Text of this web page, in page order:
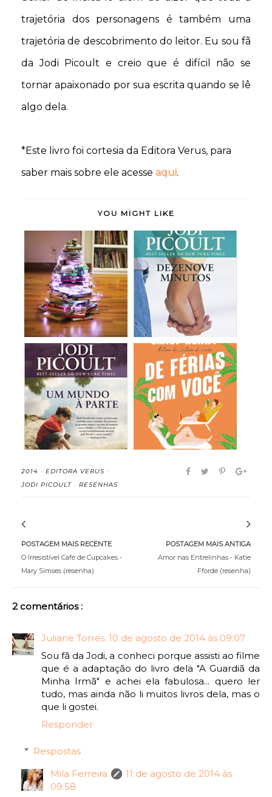
trajetória dos personagens é também uma
trajetória de descobrimento do leitor. Eu sou fã
da Jodi Picoult e creio que é difícil não se
tornar apaixonado por sua escrita quando se lê
algo dela.
*Este livro foi cortesia da Editora Verus, para
saber mais sobre ele acesse aqui.
YOU MIGHT LIKE
Feliz Natal!
Dezenove Minutos -
Jodi Picoult (re...
Um Mundo à Parte -
Jodi Picoult (re...
De Férias com Você -
Emily Henry (r...
2014 · EDITORA VERUS ·
JODI PICOULT · RESENHAS
POSTAGEM MAIS RECENTE
O Irresistível Café de Cupcakes -
Mary Simses (resenha)
POSTAGEM MAIS ANTIGA
Amor nas Entrelinhas - Katie
Fforde (resenha)
2 comentários :
Juliane Torres 10 de agosto de 2014 às 09:07
Sou fã da Jodi, a conheci porque assisti ao filme
que é a adaptação do livro dela "A Guardiã da
Minha Irmã" e achei ela fabulosa... quero ler
tudo, mas ainda não li muitos livros dela, mas o
que li gostei.
Responder
Respostas
Mila Ferreira
11 de agosto de 2014 às
09:58